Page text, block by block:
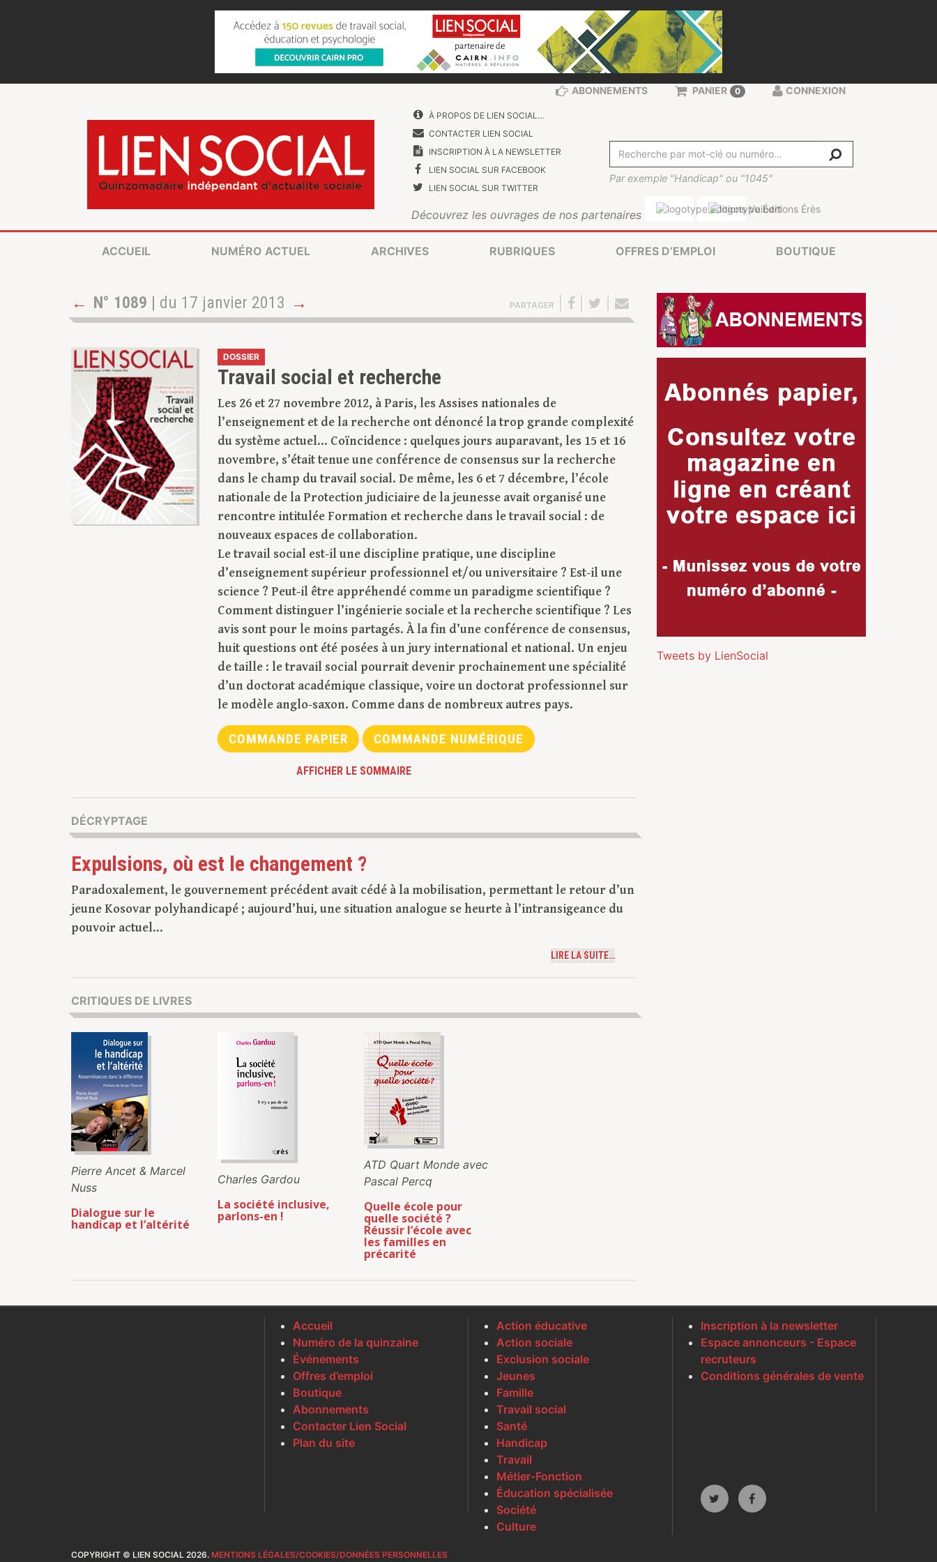
À PROPOS DE LIEN SOCIAL…
CONTACTER LIEN SOCIAL
INSCRIPTION À LA NEWSLETTER
LIEN SOCIAL SUR FACEBOOK
LIEN SOCIAL SUR TWITTER
Par exemple "Handicap" ou "1045"
Découvrez les ouvrages de nos partenaires
ABONNEMENTS PANIER 0 CONNEXION
ACCUEIL NUMÉRO ACTUEL ARCHIVES RUBRIQUES OFFRES D’EMPLOI BOUTIQUE
← N° 1089 | du 17 janvier 2013 → PARTAGER
DOSSIER
Travail social et recherche
Les 26 et 27 novembre 2012, à Paris, les Assises nationales de
l’enseignement et de la recherche ont dénoncé la trop grande complexité
du système actuel… Coïncidence : quelques jours auparavant, les 15 et 16
novembre, s’était tenue une conférence de consensus sur la recherche
dans le champ du travail social. De même, les 6 et 7 décembre, l’école
nationale de la Protection judiciaire de la jeunesse avait organisé une
rencontre intitulée Formation et recherche dans le travail social : de
nouveaux espaces de collaboration.
Le travail social est-il une discipline pratique, une discipline
d’enseignement supérieur professionnel et/ou universitaire ? Est-il une
science ? Peut-il être appréhendé comme un paradigme scientifique ?
Comment distinguer l’ingénierie sociale et la recherche scientifique ? Les
avis sont pour le moins partagés. À la fin d’une conférence de consensus,
huit questions ont été posées à un jury international et national. Un enjeu
de taille : le travail social pourrait devenir prochainement une spécialité
d’un doctorat académique classique, voire un doctorat professionnel sur
le modèle anglo-saxon. Comme dans de nombreux autres pays.
COMMANDE PAPIER COMMANDE NUMÉRIQUE
AFFICHER LE SOMMAIRE
DÉCRYPTAGE
Expulsions, où est le changement ?
Paradoxalement, le gouvernement précédent avait cédé à la mobilisation, permettant le retour d’un
jeune Kosovar polyhandicapé ; aujourd’hui, une situation analogue se heurte à l’intransigeance du
pouvoir actuel…
LIRE LA SUITE…
CRITIQUES DE LIVRES
Pierre Ancet & Marcel
Nuss
Dialogue sur le
handicap et l’altérité
Charles Gardou
La société inclusive,
parlons-en !
ATD Quart Monde avec
Pascal Percq
Quelle école pour
quelle société ?
Réussir l’école avec
les familles en
précarité
Tweets by LienSocial
Accueil
Numéro de la quinzaine
Événements
Offres d’emploi
Boutique
Abonnements
Contacter Lien Social
Plan du site
Action éducative
Action sociale
Exclusion sociale
Jeunes
Famille
Travail social
Santé
Handicap
Travail
Métier-Fonction
Éducation spécialisée
Société
Culture
Inscription à la newsletter
Espace annonceurs - Espace
recruteurs
Conditions générales de vente
COPYRIGHT © LIEN SOCIAL 2026. MENTIONS LÉGALES/COOKIES/DONNÉES PERSONNELLES